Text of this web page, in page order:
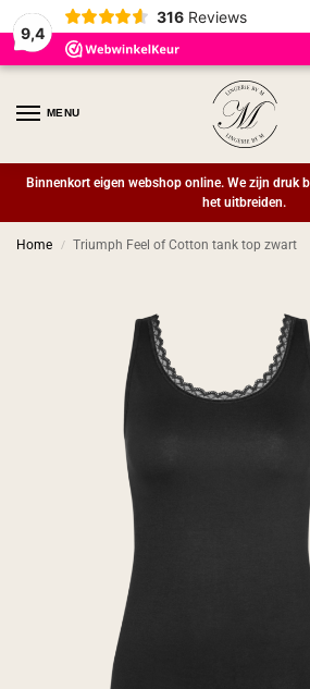
9,4
316 Reviews
MENU
Binnenkort eigen webshop online. We zijn druk
het uitbreiden.
Home / Triumph Feel of Cotton tank top zwart